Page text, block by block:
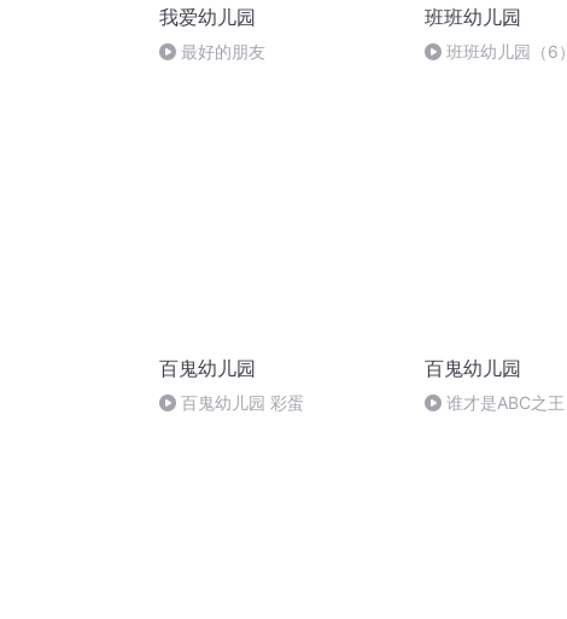
我爱幼儿园
最好的朋友
班班幼儿园
班班幼儿园（6）
百鬼幼儿园
百鬼幼儿园 彩蛋
百鬼幼儿园
谁才是ABC之王